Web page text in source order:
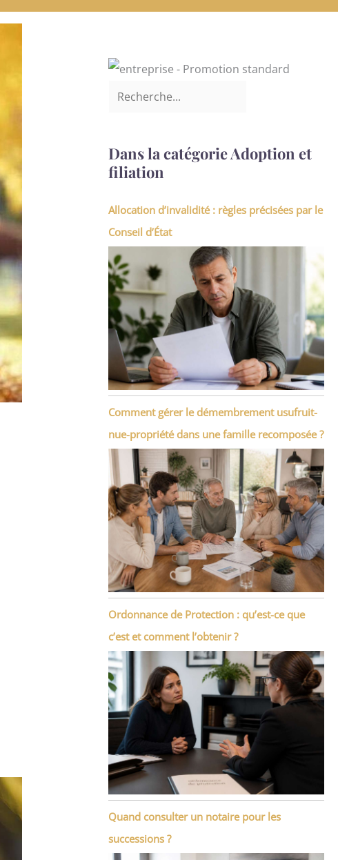
Dans la catégorie Adoption et
filiation
Allocation d’invalidité : règles précisées par le
Conseil d’État
Comment gérer le démembrement usufruit-
nue-propriété dans une famille recomposée ?
Ordonnance de Protection : qu’est-ce que
c’est et comment l’obtenir ?
Quand consulter un notaire pour les
successions ?